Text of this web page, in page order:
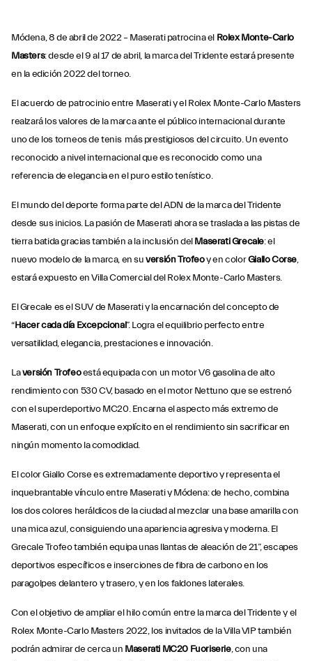
Módena, 8 de abril de 2022 – Maserati patrocina el Rolex Monte-Carlo
Masters: desde el 9 al 17 de abril, la marca del Tridente estará presente
en la edición 2022 del torneo.
El acuerdo de patrocinio entre Maserati y el Rolex Monte-Carlo Masters
realzará los valores de la marca ante el público internacional durante
uno de los torneos de tenis más prestigiosos del circuito. Un evento
reconocido a nivel internacional que es reconocido como una
referencia de elegancia en el puro estilo tenístico.
El mundo del deporte forma parte del ADN de la marca del Tridente
desde sus inicios. La pasión de Maserati ahora se traslada a las pistas de
tierra batida gracias también a la inclusión delMaserati Grecale: el
nuevo modelo de la marca, en suversión Trofeoy en colorGiallo Corse,
estará expuesto en Villa Comercial del Rolex Monte-Carlo Masters.
El Grecale es el SUV de Maserati y la encarnación del concepto de
“Hacer cada día Excepcional”. Logra el equilibrio perfecto entre
versatilidad, elegancia, prestaciones e innovación.
Laversión Trofeoestá equipada con un motor V6 gasolina de alto
rendimiento con 530 CV, basado en el motor Nettuno que se estrenó
con el superdeportivo MC20. Encarna el aspecto más extremo de
Maserati, con un enfoque explícito en el rendimiento sin sacrificar en
ningún momento la comodidad.
El color Giallo Corse es extremadamente deportivo y representa el
inquebrantable vínculo entre Maserati y Módena: de hecho, combina
los dos colores heráldicos de la ciudad al mezclar una base amarilla con
una mica azul, consiguiendo una apariencia agresiva y moderna. El
Grecale Trofeo también equipa unas llantas de aleación de 21”, escapes
deportivos específicos e inserciones de fibra de carbono en los
paragolpes delantero y trasero, y en los faldones laterales.
Con el objetivo de ampliar el hilo común entre la marca del Tridente y el
Rolex Monte-Carlo Masters 2022, los invitados de la Villa VIP también
podrán admirar de cerca un Maserati MC20 Fuoriserie, con una